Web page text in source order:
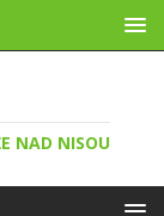
NAD NISOU